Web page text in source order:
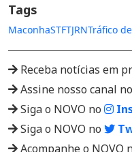
Tags
MaconhaSTFTJRNTráfico
Receba notícias em
Assine nosso canal no
Siga o NOVO no
Siga o NOVO no
Acompanhe o NOVO